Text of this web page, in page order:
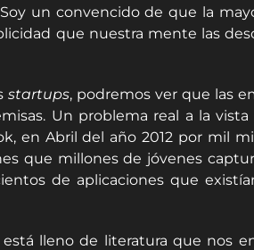
un convencido de que la
que nuestra mente las
startups, podremos ver que las
Un problema real a la
en Abril del año 2012 por mil
que millones de jóvenes
de aplicaciones que
lleno de literatura que nos